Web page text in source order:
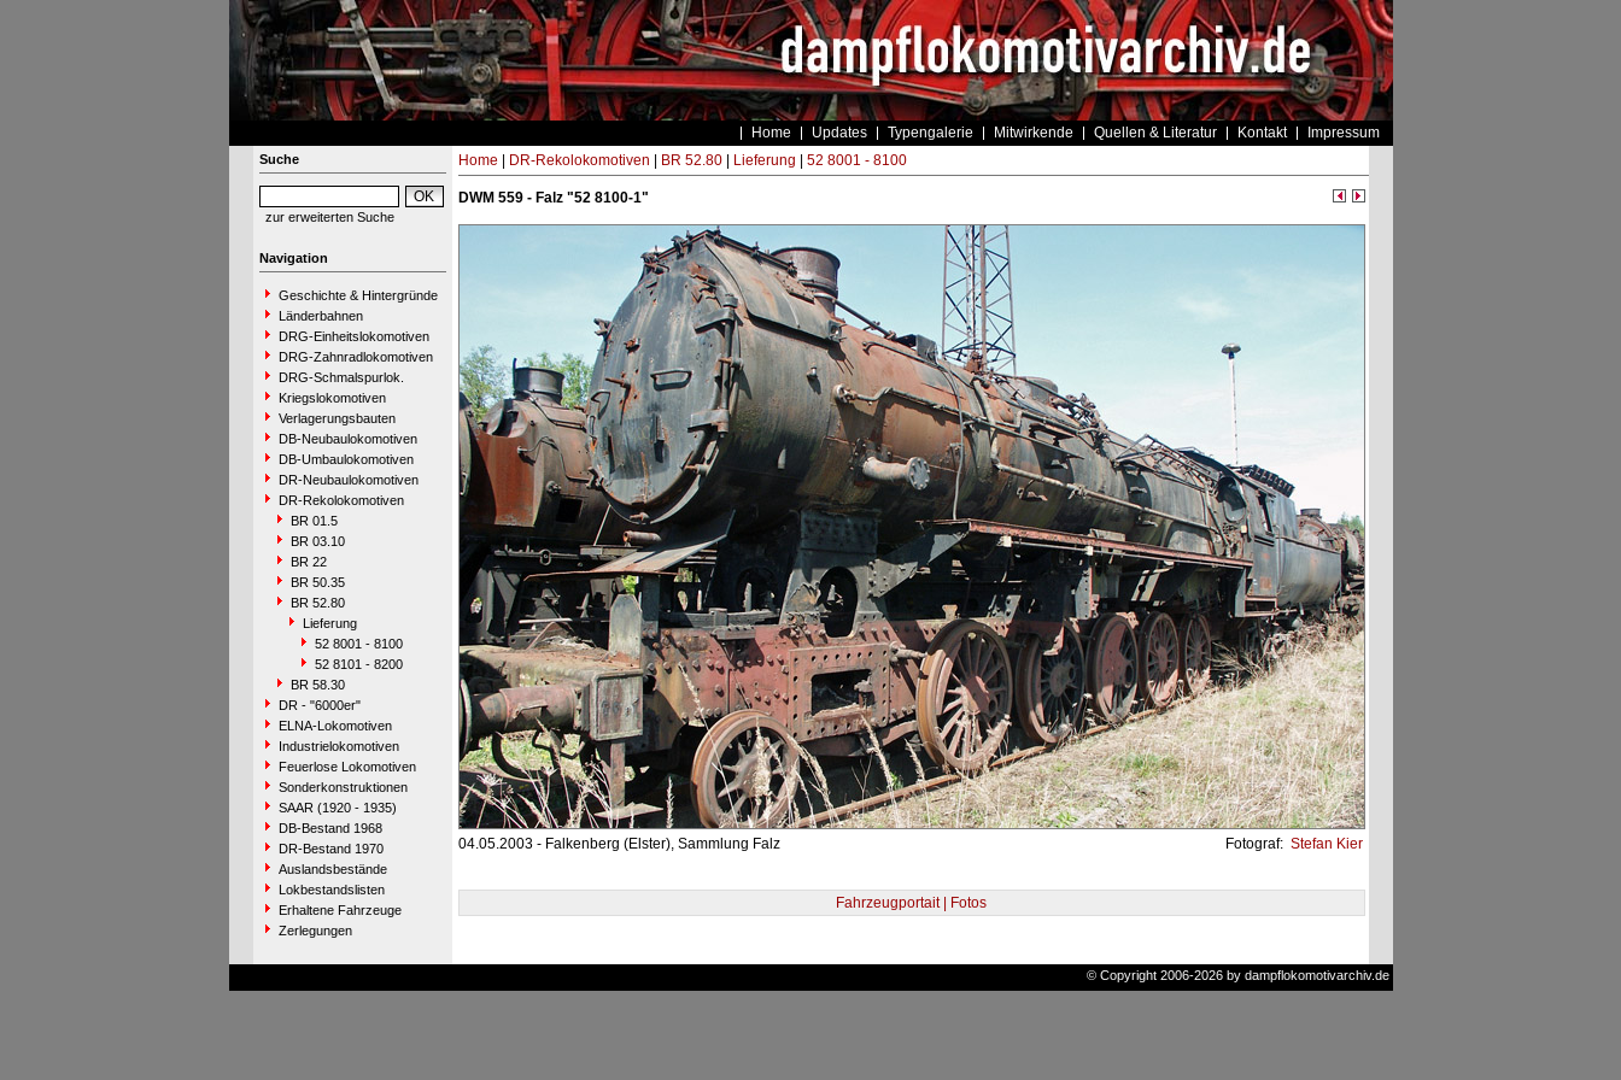
Home Updates Typengalerie Mitwirkende Quellen & Literatur Kontakt Impressum
Suche
zur erweiterten Suche
Navigation
Geschichte & Hintergründe
Länderbahnen
DRG-Einheitslokomotiven
DRG-Zahnradlokomotiven
DRG-Schmalspurlok.
Kriegslokomotiven
Verlagerungsbauten
DB-Neubaulokomotiven
DB-Umbaulokomotiven
DR-Neubaulokomotiven
DR-Rekolokomotiven
BR 01.5
BR 03.10
BR 22
BR 50.35
BR 52.80
Lieferung
52 8001 - 8100
52 8101 - 8200
BR 58.30
DR - "6000er"
ELNA-Lokomotiven
Industrielokomotiven
Feuerlose Lokomotiven
Sonderkonstruktionen
SAAR (1920 - 1935)
DB-Bestand 1968
DR-Bestand 1970
Auslandsbestände
Lokbestandslisten
Erhaltene Fahrzeuge
Zerlegungen
Home DR-Rekolokomotiven BR 52.80| Lieferung 52 8001 - 8100
DWM 559 - Falz "52 8100-1"
04.05.2003 - Falkenberg (Elster), Sammlung Falz Fotograf: Stefan Kier
Fahrzeugportait | Fotos
© Copyright 2006-2026 by dampflokomotivarchiv.de